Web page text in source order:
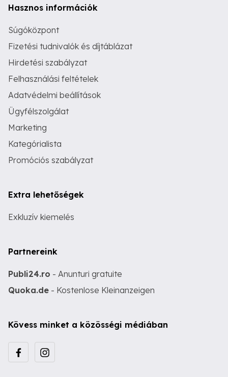
Hasznos információk
Súgóközpont
Fizetési tudnivalók és díjtáblázat
Hirdetési szabályzat
Felhasználási feltételek
Adatvédelmi beállítások
Ügyfélszolgálat
Marketing
Kategórialista
Promóciós szabályzat
Extra lehetőségek
Exkluzív kiemelés
Partnereink
Publi24.ro - Anunturi gratuite
Quoka.de - Kostenlose Kleinanzeigen
Kövess minket a közösségi médiában